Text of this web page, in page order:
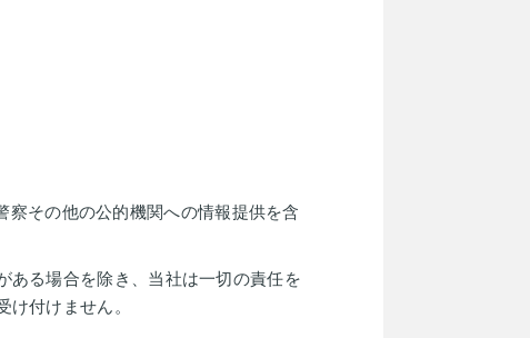
その他の公的機関への情報提供を含
ある場合を除き、当社は一切の責任を
付けません。